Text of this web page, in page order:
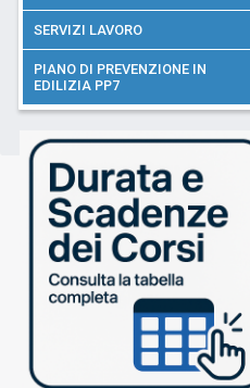
SERVIZI LAVORO
PIANO DI PREVENZIONE IN
EDILIZIA PP7